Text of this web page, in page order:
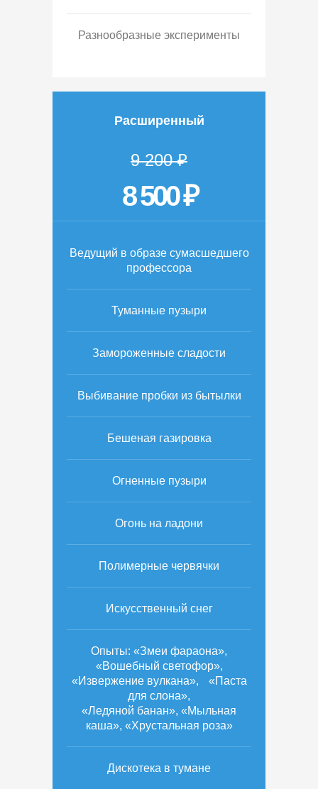
Разнообразные эксперименты
Расширенный
9 200 ₽
8 500 ₽
Ведущий в образе сумасшедшего
профессора
Туманные пузыри
Замороженные сладости
Выбивание пробки из бытылки
Бешеная газировка
Огненные пузыри
Огонь на ладони
Полимерные червячки
Искусственный снег
Опыты: «Змеи фараона»,
«Вошебный светофор»,
«Извержение вулкана», «Паста
для слона»,
«Ледяной банан», «Мыльная
каша», «Хрустальная роза»
Дискотека в тумане